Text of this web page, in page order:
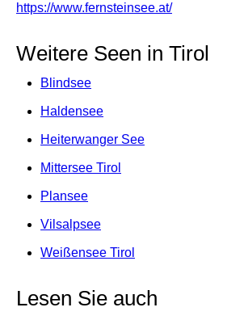
https://www.fernsteinsee.at/
Weitere Seen in Tirol
Blindsee
Haldensee
Heiterwanger See
Mittersee Tirol
Plansee
Vilsalpsee
Weißensee Tirol
Lesen Sie auch